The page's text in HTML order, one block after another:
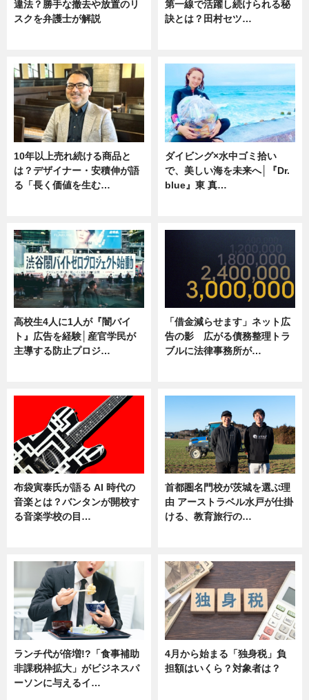
違法？勝手な撤去や放置のリ
スクを弁護士が解説
第一線で活躍し続けられる秘
訣とは？田村セツ…
10年以上売れ続ける商品と
は？デザイナー・安積伸が語
る「長く価値を生む…
ダイビング×水中ゴミ拾い
で、美しい海を未来へ│『Dr.
blue』東 真…
高校生4人に1人が『闇バイ
ト』広告を経験│産官学民が
主導する防止プロジ…
「借金減らせます」ネット広
告の影 広がる債務整理トラ
ブルに法律事務所が…
布袋寅泰氏が語る AI 時代の
音楽とは？バンタンが開校す
る音楽学校の目…
首都圏名門校が茨城を選ぶ理
由 アーストラベル水戸が仕掛
ける、教育旅行の…
ランチ代が倍増!?「食事補助
非課税枠拡大」がビジネスパ
ーソンに与えるイ…
4月から始まる「独身税」負
担額はいくら？対象者は？